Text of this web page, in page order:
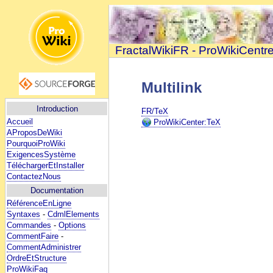
Introduction
Accueil
AProposDeWiki
PourquoiProWiki
ExigencesSystème
TéléchargerEtInstaller
ContactezNous
Documentation
RéférenceEnLigne
Syntaxes - CdmlElements
Commandes - Options
CommentFaire -
CommentAdministrer
OrdreEtStructure
ProWikiFaq
FractalWikiFR -
Multilink
FR/TeX
ProWikiCenter:TeX